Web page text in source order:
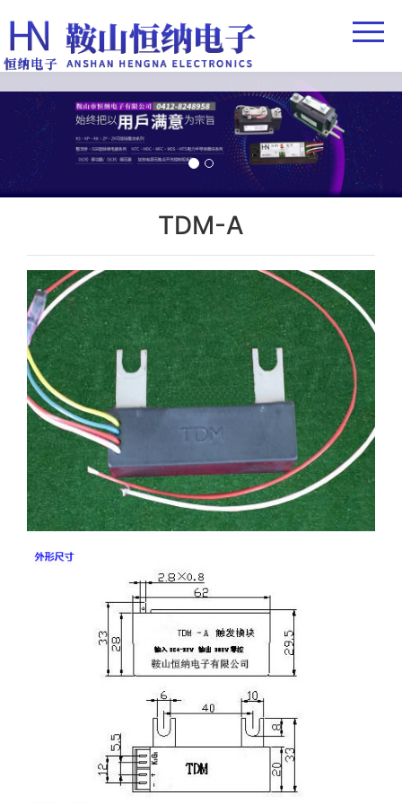
公司简介
欧亿-中国一站
技术支持
企业实力
客户反馈
联系我们
TDM-A